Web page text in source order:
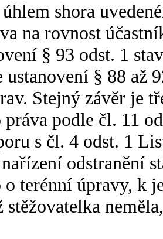
shora
na rovnost
§ 93 odst. 1
ustanovení § 88 až
Stejný závěr je
práva podle čl. 11
s čl. 4 odst. 1
odstranění
o terénní úpravy, k